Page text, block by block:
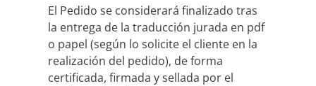
El Pedido se considerará finalizado tras
la entrega de la traducción jurada en pdf
o papel (según lo solicite el cliente en la
realización del pedido), de forma
certificada, firmada y sellada por el